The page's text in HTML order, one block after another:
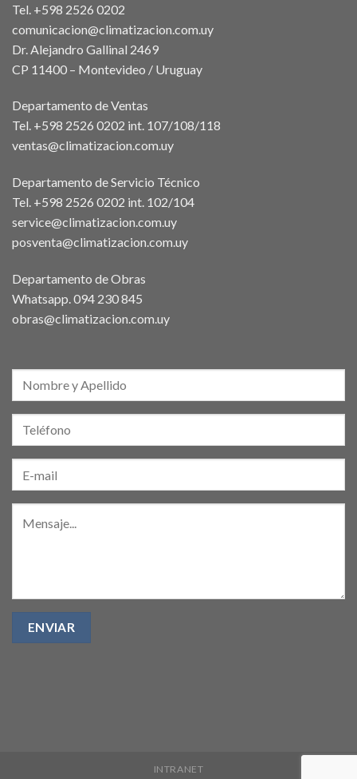
Tel. +598 2526 0202
comunicacion@climatizacion.com.uy
Dr. Alejandro Gallinal 2469
CP 11400 – Montevideo / Uruguay
Departamento de Ventas
Tel. +598 2526 0202 int. 107/108/118
ventas@climatizacion.com.uy
Departamento de Servicio Técnico
Tel. +598 2526 0202 int. 102/104
service@climatizacion.com.uy
posventa@climatizacion.com.uy
Departamento de Obras
Whatsapp.094 230 845
obras@climatizacion.com.uy
INTRANET